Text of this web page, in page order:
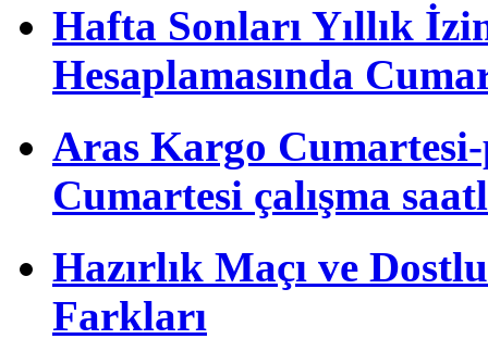
Hafta Sonları Yıllık
Hesaplamasında
Aras Kargo Cumartesi-
Cumartesi çalışma
Hazırlık Maçı ve
Farkları